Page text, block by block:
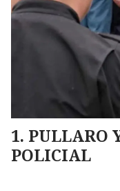
PULLARO
POLICIAL